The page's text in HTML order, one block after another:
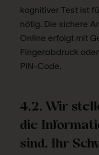
kognitiver Test ist
nötig. Die sichere
Online erfolgt mit
Fingerabdruck
PIN-Code.
4.2. Wir
die
sind. Ihr